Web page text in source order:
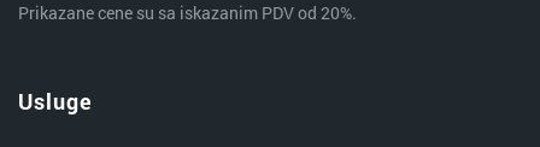
Prikazane cene su sa iskazanim PDV od 20%.
Usluge